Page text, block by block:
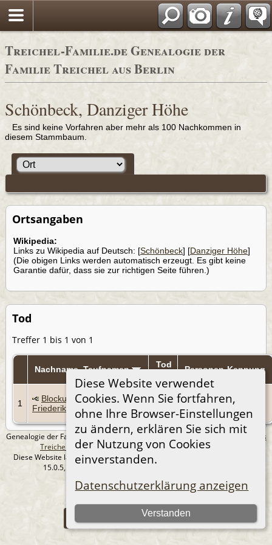
Adressbücher
Treichel-Familie.de Genealogie der
Familie Treichel aus Berlin
Diese Website verwendet
Cookies. Wenn Sie fortfahren,
ohne Ihre Browser-Einstellungen
zu ändern, erklären Sie sich mit
der Nutzung von Cookies
einverstanden.
Datenschutzerklärung anzeigen
Verstanden
Schönbeck, Danziger Höhe
Es sind keine Vorfahren aber mehr als 100 Nachkommen in
diesem Stammbaum.
Ortsangaben
Wikipedia:
Links zu Wikipedia auf Deutsch: [Schönbeck] [Danziger Höhe]
(Die obigen Links werden automatisch erzeugt. Es gibt keine
Garantie dafür, dass sie zur richtigen Seite führen.)
Tod
Treffer 1 bis 1 von 1
Nachname, Taufnamen Tod Personen-Kennung
1
Blockus, Mathilde
Friederike
5
Jan
1940
I3500
Genealogie der Familie Treichel aus Berlin. - erstellt und betreut vonAndreas
Treichel
Copyright © 2014-2026 Alle Rechte vorbehalten.
Diese Website läuft mitThe Next Generation of Genealogy Sitebuilding
15.0.5, programmiert von Darrin Lythgoe © 2001-2026.
Zur Desktop-Webseite wechseln